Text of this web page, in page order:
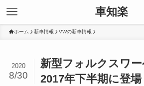
車知楽
ホーム 新車情報 VWの新車情報
新型フォルクスワ
2017年下半期に登場
2020
8/30